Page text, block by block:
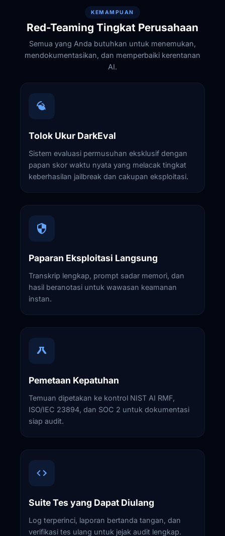
KEMAMPUAN
Red-Teaming Tingkat Perusahaan
Semua yang Anda butuhkan untuk menemukan,
mendokumentasikan, dan memperbaiki kerentanan
AI.
Tolok Ukur DarkEval
Sistem evaluasi permusuhan eksklusif dengan
papan skor waktu nyata yang melacak tingkat
keberhasilan jailbreak dan cakupan eksploitasi.
Paparan Eksploitasi Langsung
Transkrip lengkap, prompt sadar memori, dan
hasil beranotasi untuk wawasan keamanan
instan.
Pemetaan Kepatuhan
Temuan dipetakan ke kontrol NIST AI RMF,
ISO/IEC 23894, dan SOC 2 untuk dokumentasi
siap audit.
Suite Tes yang Dapat Diulang
Log terperinci, laporan bertanda tangan, dan
verifikasi tes ulang untuk jejak audit lengkap.